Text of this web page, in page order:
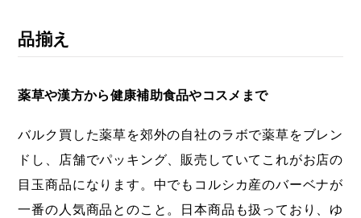
品揃え
薬草や漢方から健康補助食品やコスメまで
バルク買した薬草を郊外の自社のラボで薬草をブレン
ドし、店舗でパッキング、販売していてこれがお店の
目玉商品になります。中でもコルシカ産のバーベナが
一番の人気商品とのこと。日本商品も扱っており、ゆ